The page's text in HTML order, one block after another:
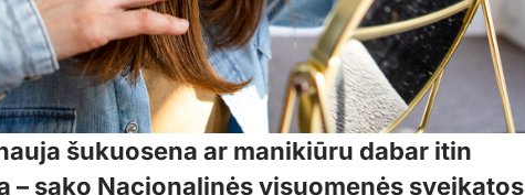
šukuosena ar manikiūru dabar itin
– sako Nacionalinės visuomenės sveikatos